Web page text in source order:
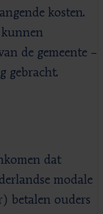
kosten.
kunnen
de gemeente –
gebracht.
dat
modale
betalen ouders